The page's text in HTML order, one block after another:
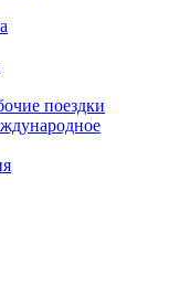
поездки